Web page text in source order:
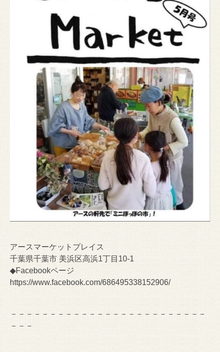
アースマーケットプレイス
千葉県千葉市 美浜区高浜1丁目10-1
◆Facebookページ
https://www.facebook.com/686495338152906/
－－－－－－－－－－－－－－－－－－－－－－－－－
－－－